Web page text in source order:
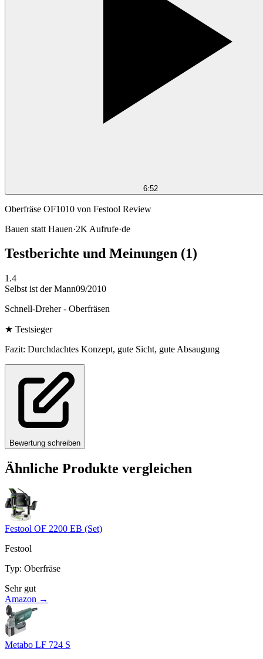
6:52
Oberfräse OF1010 von Festool Review
Bauen statt Hauen·2K Aufrufe·de
Testberichte und Meinungen (1)
1.4
Selbst ist der Mann09/2010
Schnell-Dreher - Oberfräsen
★ Testsieger
Fazit: Durchdachtes Konzept, gute Sicht, gute Absaugung
Bewertung schreiben
Ähnliche Produkte vergleichen
Festool OF 2200 EB (Set)
Festool
Typ: Oberfräse
Sehr gut
Amazon →
Metabo LF 724 S